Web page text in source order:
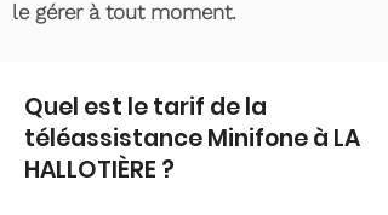
le gérer à tout moment.
Quel est le tarif de la
téléassistance Minifone à LA
HALLOTIÈRE ?